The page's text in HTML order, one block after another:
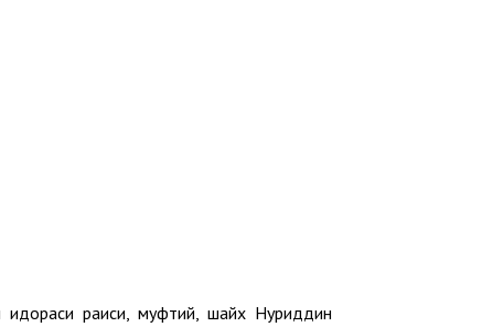
идораси раиси, муфтий, шайх Нуриддин